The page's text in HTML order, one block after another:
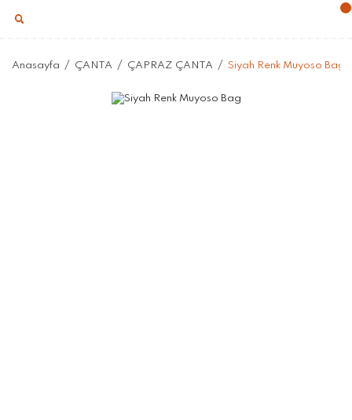
Anasayfa ÇANTA ÇAPRAZ ÇANTA Siyah Renk Muyoso Bag